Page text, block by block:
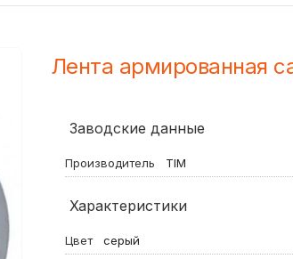
Лента армированная
Заводские данные
Производитель TIM
Характеристики
Цвет серый